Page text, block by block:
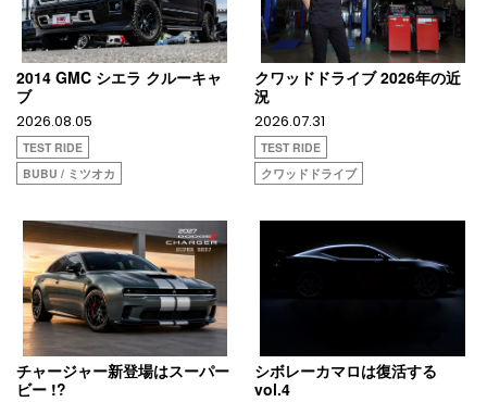
2014 GMC シエラ クルーキャ
ブ
2026.08.05
TEST RIDE
BUBU / ミツオカ
クワッドドライブ 2026年の近
況
2026.07.31
TEST RIDE
クワッドドライブ
チャージャー新登場はスーパー
ビー !?
シボレーカマロは復活する
vol.4